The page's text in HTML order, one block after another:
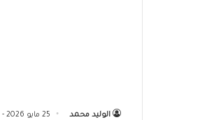
الوليد محمد 25 مايو 2026 - 12:00 مساءً